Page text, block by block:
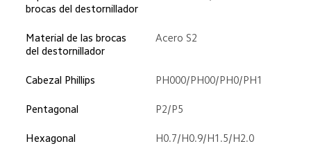
brocas del destornillador
Material de las brocas
del destornillador
Acero S2
Cabezal Phillips PH000/PH00/PH0/PH1
Pentagonal P2/P5
Hexagonal H0.7/H0.9/H1.5/H2.0